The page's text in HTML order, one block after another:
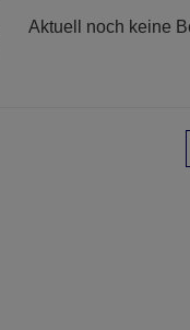
Aktuell noch keine